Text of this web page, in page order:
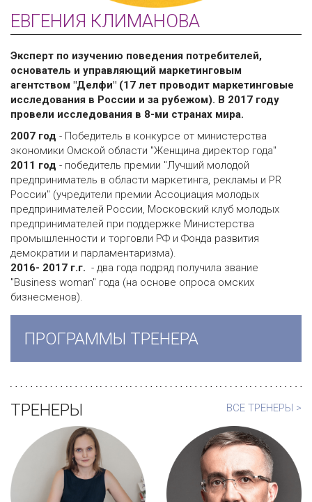
ЕВГЕНИЯ КЛИМАНОВА
Эксперт по изучению поведения потребителей,
основатель и управляющий маркетинговым
агентством "Делфи" (17 лет проводит маркетинговые
исследования в России и за рубежом). В 2017 году
провели исследования в 8-ми странах мира.
2007 год - Победитель в конкурсе от министерства
экономики Омской области "Женщина директор года"
2011 год - победитель премии "Лучший молодой
предприниматель в области маркетинга, рекламы и PR
России" (учредители премии Ассоциация молодых
предпринимателей России, Московский клуб молодых
предпринимателей при поддержке Министерства
промышленности и торговли РФ и Фонда развития
демократии и парламентаризма).
2016- 2017 г.г. - два года подряд получила звание
"Business woman" года (на основе опроса омских
бизнесменов).
ПРОГРАММЫ ТРЕНЕРА
ВСЕ ТРЕНЕРЫ >
ТРЕНЕРЫ